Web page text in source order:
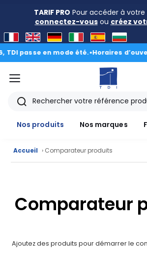
TARIF PRO Pour accéder à
connectez-vousou créez
passe en mode été.•Horaires
CAD/3D
marques
menu
Rechercher
Nos produits
Nos marques
Accueil › Comparateur produits
Comparateur
Ajoutez des produits pour démarrer le